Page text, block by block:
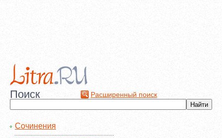
Поиск Расширенный поиск
Сочинения